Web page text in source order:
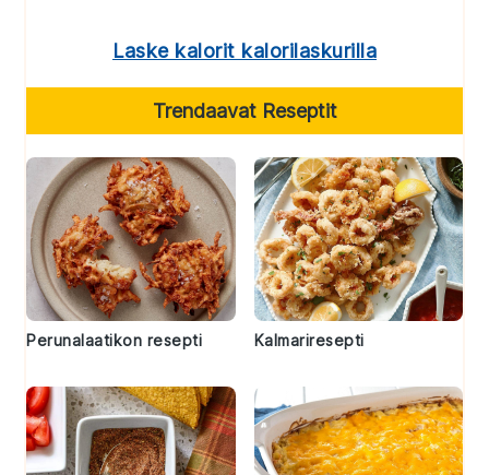
Laske kalorit kalorilaskurilla
Trendaavat Reseptit
Perunalaatikon resepti Kalmariresepti